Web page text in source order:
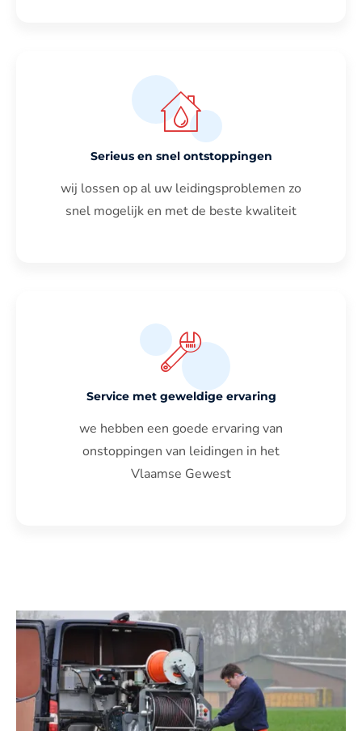
Serieus en snel ontstoppingen
wij lossen op al uw leidingsproblemen zo
snel mogelijk en met de beste kwaliteit
Service met geweldige ervaring
we hebben een goede ervaring van
onstoppingen van leidingen in het
Vlaamse Gewest